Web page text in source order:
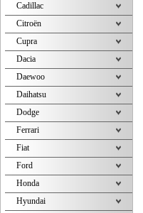
Cadillac
Citroën
Cupra
Dacia
Daewoo
Daihatsu
Dodge
Ferrari
Fiat
Ford
Honda
Hyundai